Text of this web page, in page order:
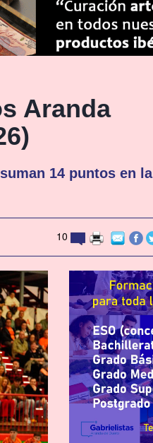
Aranda
14 puntos en la
10